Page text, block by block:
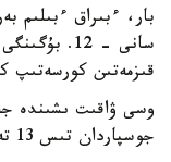
بار، ءبىراق ءبىلىم
قىزمەتىن كورسەتىپ
وسى ۋاقىت ىشىندە
جوسپاردان تىس 13 تەكسەرۋ جۇرگىزىلدى.